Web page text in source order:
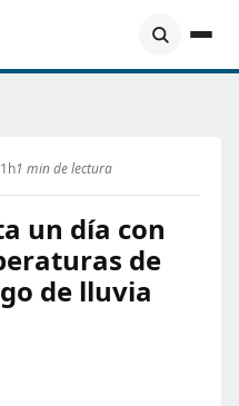
1 min de lectura
un día con
de
de lluvia